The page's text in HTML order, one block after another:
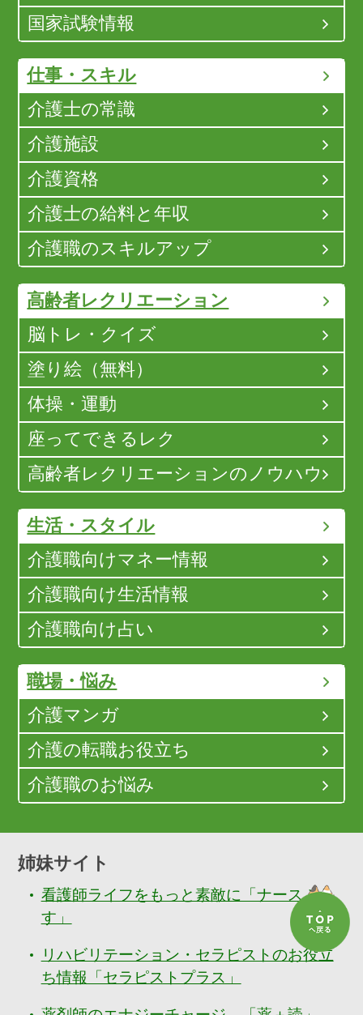
国家試験情報
仕事・スキル
介護士の常識
介護施設
介護資格
介護士の給料と年収
介護職のスキルアップ
高齢者レクリエーション
脳トレ・クイズ
塗り絵（無料）
体操・運動
座ってできるレク
高齢者レクリエーションのノウハウ
生活・スタイル
介護職向けマネー情報
介護職向け生活情報
介護職向け占い
職場・悩み
介護マンガ
介護の転職お役立ち
介護職のお悩み
姉妹サイト
看護師ライフをもっと素敵に「ナースぷら
す」
リハビリテーション・セラピストのお役立
ち情報「セラピストプラス」